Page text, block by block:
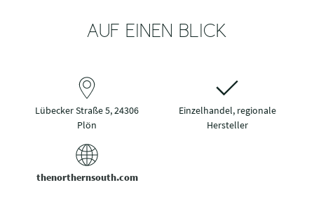
AUF EINEN BLICK
Lübecker Straße 5, 24306
Plön
Einzelhandel, regionale
Hersteller
thenorthernsouth.com